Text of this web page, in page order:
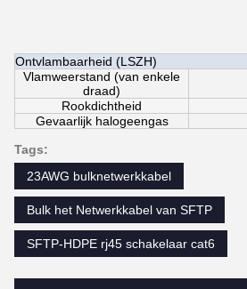
Ontvlambaarheid (LSZH)
Vlamweerstand (van enkele
draad)
Rookdichtheid
Gevaarlijk halogeengas
Tags:
23AWG bulknetwerkkabel
Bulk het Netwerkkabel van SFTP
SFTP-HDPE rj45 schakelaar cat6